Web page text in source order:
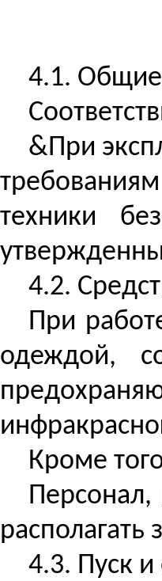
4.1. Общие
&При
техники
4.2.
При
одеждой,
Кроме
Персонал,
4.3. Пуск и